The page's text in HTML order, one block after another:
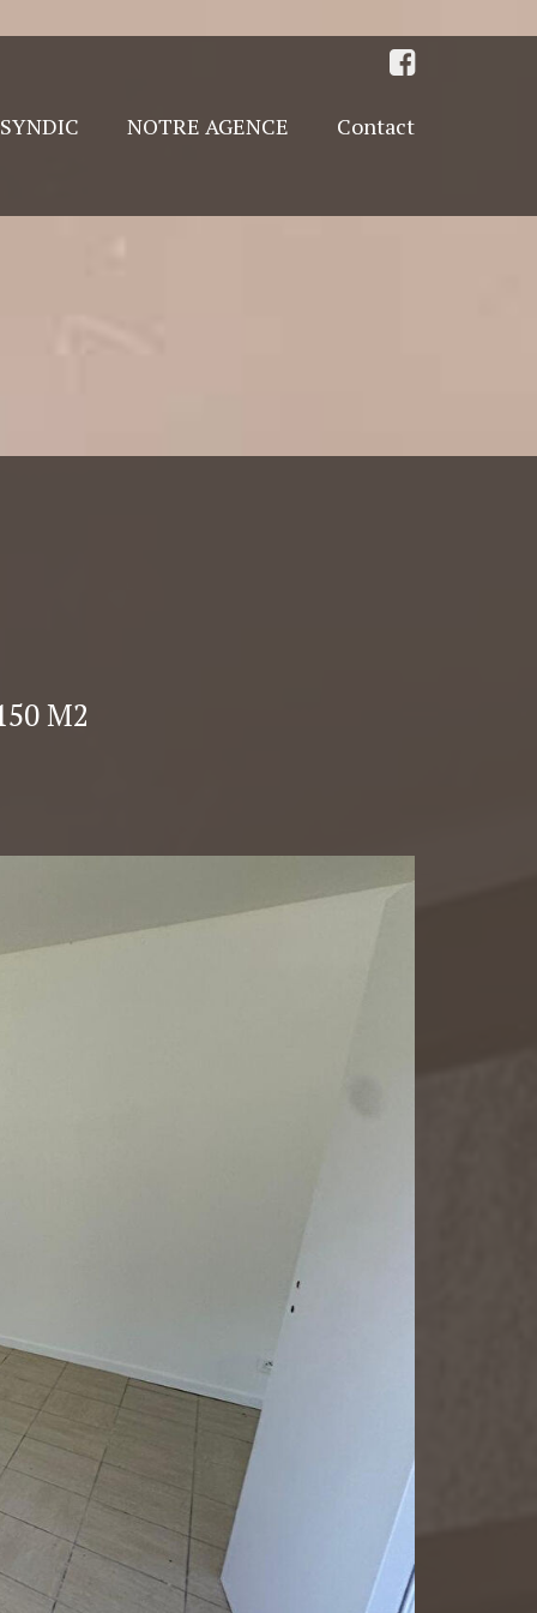
SYNDIC NOTRE AGENCE Contact
M2